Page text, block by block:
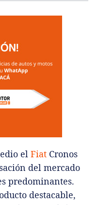
el Fiat Cronos
del mercado
predominantes.
destacable,